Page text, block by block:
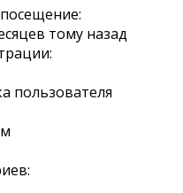
тому назад
пользователя